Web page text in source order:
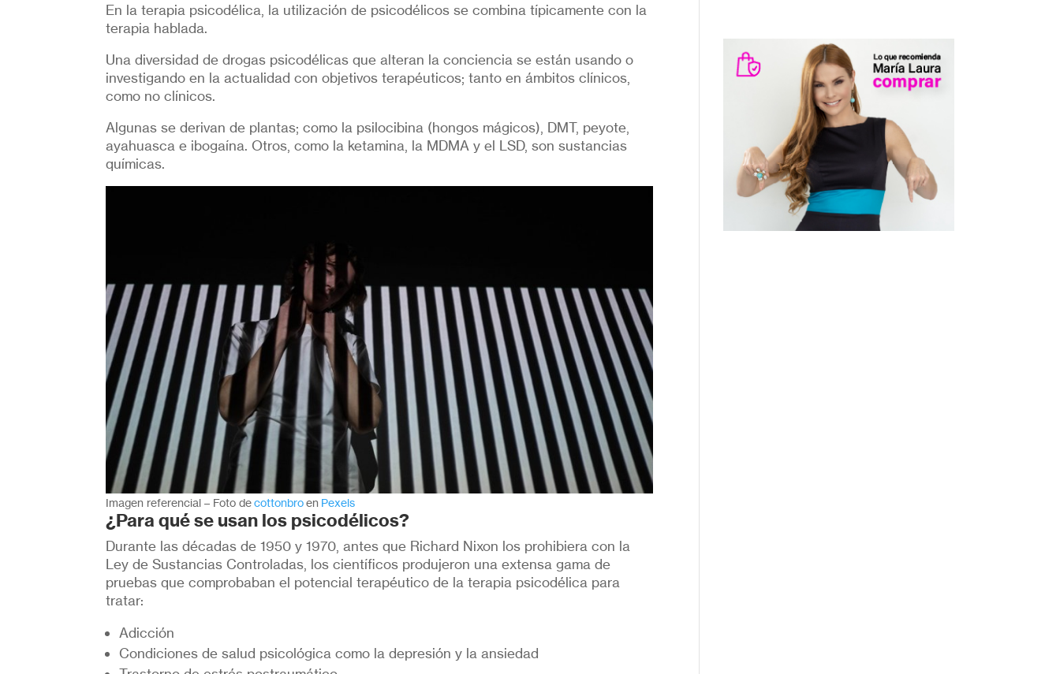
En la terapia psicodélica, la utilización de psicodélicos se combina típicamente con la
terapia hablada.
Una diversidad de drogas psicodélicas que alteran la conciencia se están usando o
investigando en la actualidad con objetivos terapéuticos; tanto en ámbitos clínicos,
como no clínicos.
Algunas se derivan de plantas; como la psilocibina (hongos mágicos), DMT, peyote,
ayahuasca e ibogaína. Otros, como la ketamina, la MDMA y el LSD, son sustancias
químicas.
Imagen referencial – Foto decottonbroen Pexels
¿Para qué se usan los psicodélicos?
Durante las décadas de 1950 y 1970, antes que Richard Nixon los prohibiera con la
Ley de Sustancias Controladas, los científicos produjeron una extensa gama de
pruebas que comprobaban el potencial terapéutico de la terapia psicodélica para
tratar:
Adicción
Condiciones de salud psicológica como la depresión y la ansiedad